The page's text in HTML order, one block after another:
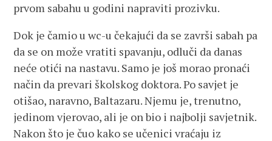
prvom sabahu u godini napraviti prozivku.
Dok je čamio u wc-u čekajući da se završi sabah pa
da se on može vratiti spavanju, odluči da danas
neće otići na nastavu. Samo je još morao pronaći
način da prevari školskog doktora. Po savjet je
otišao, naravno, Baltazaru. Njemu je, trenutno,
jedinom vjerovao, ali je on bio i najbolji savjetnik.
Nakon što je čuo kako se učenici vraćaju iz